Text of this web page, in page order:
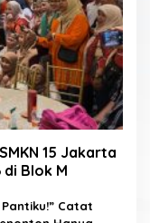
15 Jakarta
di Blok M
Catat